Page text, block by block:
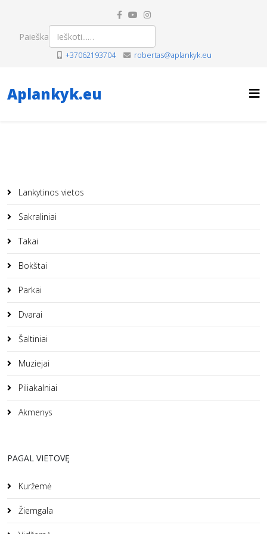
Paieška
+37062193704 robertas@aplankyk.eu
Aplankyk.eu
Lankytinos vietos
Sakraliniai
Takai
Bokštai
Parkai
Dvarai
Šaltiniai
Muziejai
Piliakalniai
Akmenys
PAGAL VIETOVĘ
Kuržemė
Žiemgala